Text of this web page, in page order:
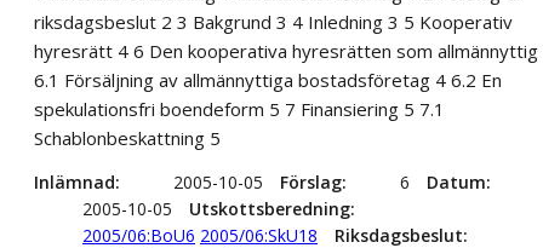
riksdagsbeslut 2 3 Bakgrund 3 4 Inledning 3 5 Kooperativ
hyresrätt 4 6 Den kooperativa hyresrätten som allmännyttig
6.1 Försäljning av allmännyttiga bostadsföretag 4 6.2 En
spekulationsfri boendeform 5 7 Finansiering 5 7.1
Schablonbeskattning 5
Inlämnad 2005-10-05 Förslag 6
Datum
2005-10-05
Utskottsberedning
2005/06:BoU6 2005/06:SkU18
Riksdagsbeslut